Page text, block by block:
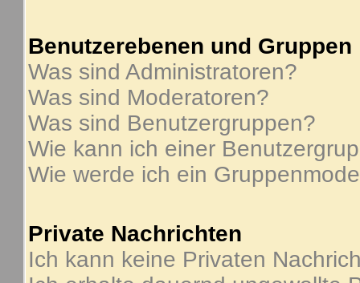
Benutzerebenen und Gruppen
Was sind Administratoren?
Was sind Moderatoren?
Was sind Benutzergruppen?
Wie kann ich einer
Wie werde ich ein
Private Nachrichten
Ich kann keine Privaten